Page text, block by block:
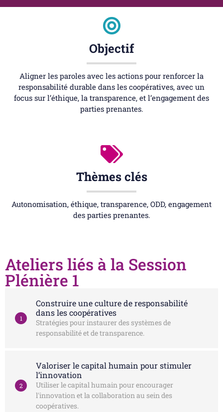
Objectif
Aligner les paroles avec les actions pour renforcer la
responsabilité durable dans les coopératives, avec un
focus sur l’éthique, la transparence, et l’engagement des
parties prenantes.
Thèmes clés
Autonomisation, éthique, transparence, ODD, engagement
des parties prenantes.
Ateliers liés à la Session
Plénière 1
1
Construire une culture de responsabilité
dans les coopératives
Stratégies pour instaurer des systèmes de
responsabilité et de transparence.
2
Valoriser le capital humain pour stimuler
l’innovation
Utiliser le capital humain pour encourager
l'innovation et la collaboration au sein des
coopératives.